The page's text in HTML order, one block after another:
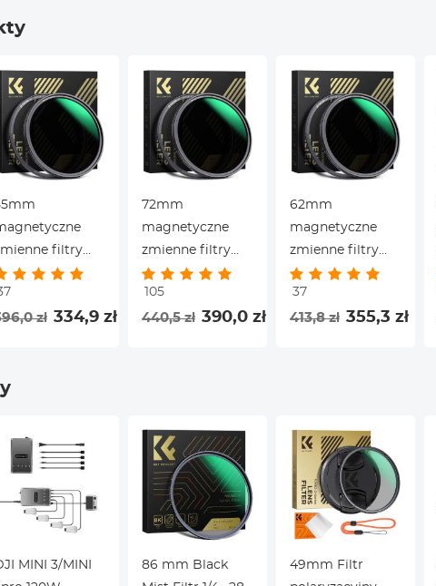
filtry
ND8-
(3-7
- Nano-X
zł 334,9 zł
72mm
magnetyczne
zmienne filtry
obiektywu ND8-
ND128 (3-7
stopni) - Nano-X
105
440,5 zł 390,0 zł
62mm
magnetyczne
zmienne filtry
obiektywu ND8-
ND128 (3-7
stopni) - Nano-X
37
413,8 zł 355,3 zł
MINI 3/MINI
86 mm Black
49mm Filtr